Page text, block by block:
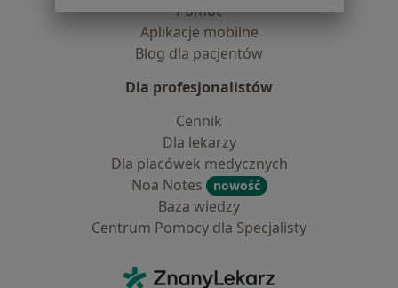
Pomoc
Aplikacje mobilne
Blog dla pacjentów
Dla profesjonalistów
Cennik
Dla lekarzy
Dla placówek medycznych
Noa Notes
nowość
Baza wiedzy
Centrum Pomocy dla Specjalisty
ZnanyLekarz - Strona główna